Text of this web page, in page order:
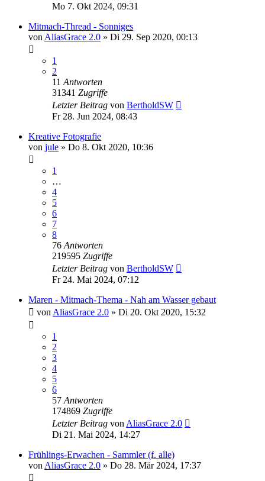
Mo 7. Okt 2024, 09:31
Mitmach-Thread - Sonniges
von AliasGrace 2.0 » Di 29. Sep 2020, 00:13
1
2
11 Antworten
31341 Zugriffe
Letzter Beitrag von BertholdSW
Fr 28. Jun 2024, 08:43
Kreative Fotografie
von jule » Do 8. Okt 2020, 10:36
1
…
4
5
6
7
8
76 Antworten
219595 Zugriffe
Letzter Beitrag von BertholdSW
Fr 24. Mai 2024, 07:12
Maren - Mitmach-Thema - Nah am Wasser gebaut
von AliasGrace 2.0 » Di 20. Okt 2020, 15:32
1
2
3
4
5
6
57 Antworten
174869 Zugriffe
Letzter Beitrag von AliasGrace 2.0
Di 21. Mai 2024, 14:27
Frühlings-Erwachen - Sammler (f. alle)
von AliasGrace 2.0 » Do 28. Mär 2024, 17:37